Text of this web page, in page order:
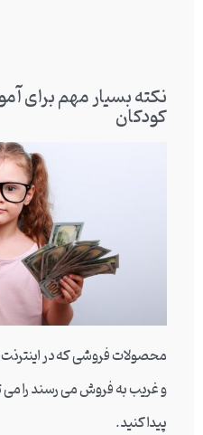
نکته بسیار مهم برای
کودکان
محصولات فروشی که در
و غریب به فروش می رسند را می
پیدا کنید.